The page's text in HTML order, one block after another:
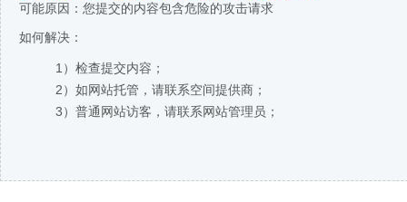
可能原因：您提交的内容包含危险的攻击请求
如何解决：
1）检查提交内容；
2）如网站托管，请联系空间提供商；
3）普通网站访客，请联系网站管理员；